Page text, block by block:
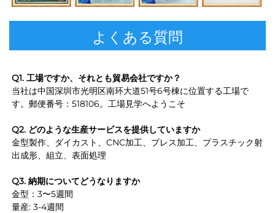
よくある質問
Q1. 工場ですか、それとも貿易会社ですか？
当社は中国深圳市光明区南环大道51号6号棟に位置する工場で
す。郵便番号：518106。工場見学へようこそ
Q2. どのような生産サービスを提供していますか
金型製作、ダイカスト、CNC加工、プレス加工、プラスチック射
出成形、組立、表面処理
Q3. 納期についてどうなりますか
金型：3〜5週間
量産: 3-4週間